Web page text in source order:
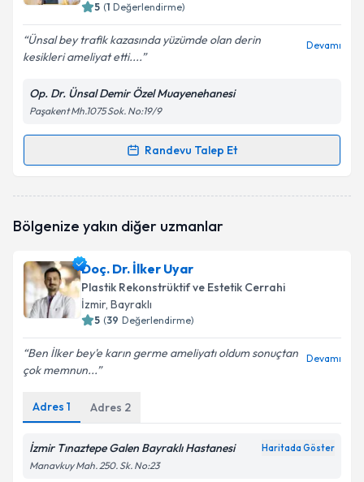
5 (1 Değerlendirme)
Ünsal bey trafik kazasında yüzümde olan derin
kesikleri ameliyat etti....
Devamı
Op. Dr. Ünsal Demir Özel Muayenehanesi
Paşakent Mh.1075 Sok. No:19/9
Randevu Talep Et
Randevu Takvimi Talebi
oluşturun. Size bu uzmandan randevu almanız için bir
E-posta Adresiniz
Kişisel verilerimin işlenmesine ilişkinAydınlatma
Metni
Takvim Talebini Gönder
Bölgenize yakın diğer uzmanlar
Doç. Dr. İlker Uyar
Plastik Rekonstrüktif ve Estetik Cerrahi
İzmir, Bayraklı
5 (39 Değerlendirme)
Ben İlker bey'e karın germe ameliyatı oldum sonuçtan
çok memnun...
Devamı
Adres 1 Adres 2
İzmir Tınaztepe Galen Bayraklı Hastanesi Haritada Göster
Manavkuy Mah. 250. Sk. No:23